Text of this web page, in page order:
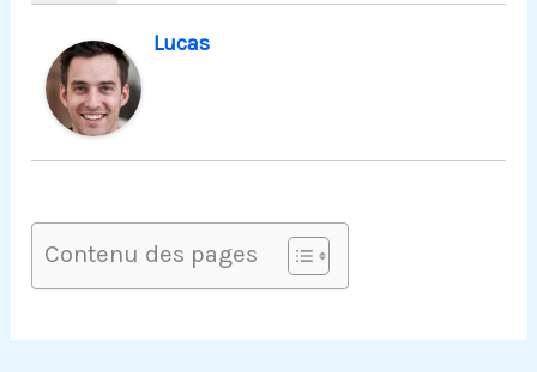
Lucas
Contenu des pages